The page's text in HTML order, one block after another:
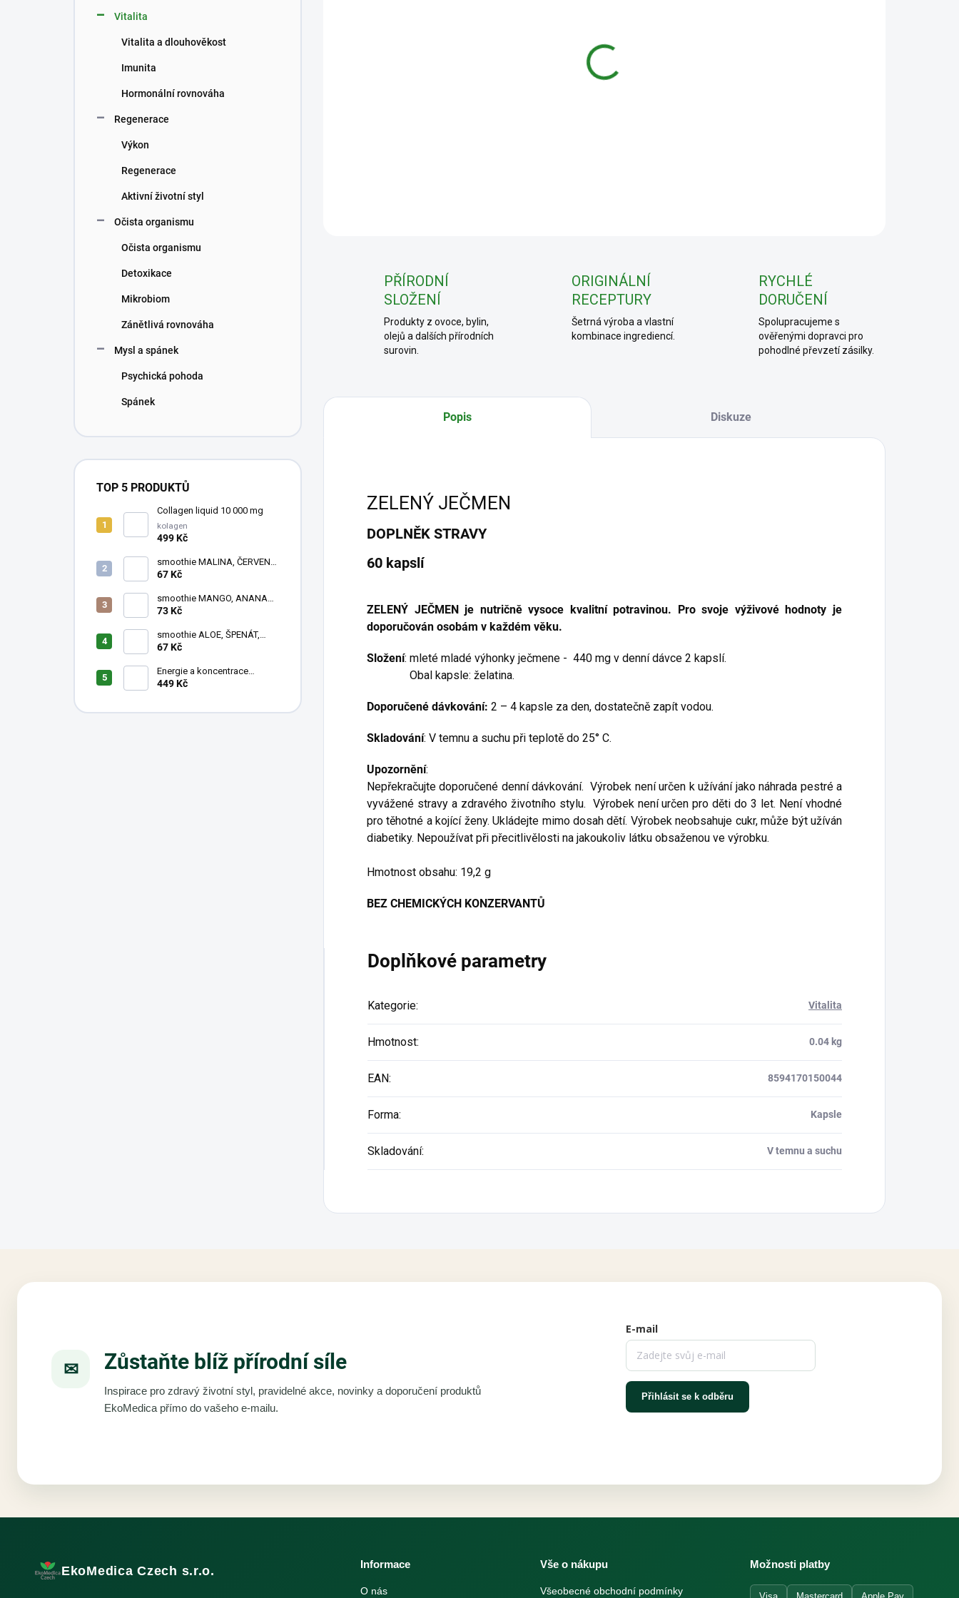
Vitalita
Vitalita a dlouhověkost
Imunita
Hormonální rovnováha
Regenerace
Výkon
Regenerace
Aktivní životní styl
Očista organismu
Očista organismu
Detoxikace
Mikrobiom
Zánětlivá rovnováha
Mysl a spánek
Psychická pohoda
Spánek
TOP 5 PRODUKTŮ
Collagen liquid 10 000 mg
kolagen
499 Kč
smoothie MALINA, ČERVENÁ
ŘEPA, ČERNÝ RYBÍZ
67 Kč
smoothie MANGO, ANANAS,
RAKYTNÍK
73 Kč
smoothie ALOE, ŠPENÁT,
KOKOS
67 Kč
Energie a koncentrace
1000ml
449 Kč
PŘÍRODNÍ
SLOŽENÍ
Produkty z ovoce, bylin,
olejů a dalších přírodních
surovin.
ORIGINÁLNÍ
RECEPTURY
Šetrná výroba a vlastní
kombinace ingrediencí.
RYCHLÉ
DORUČENÍ
Spolupracujeme s
ověřenými dopravci pro
pohodlné převzetí zásilky.
Popis Diskuze
ZELENÝ JEČMEN
DOPLNĚK STRAVY
60 kapslí
ZELENÝ JEČMEN je nutričně vysoce kvalitní potravinou. Pro svoje výživové hodnoty je
doporučován osobám v každém věku.
Složení: mleté mladé výhonky ječmene - 440 mg v denní dávce 2 kapslí.
Obal kapsle: želatina.
Doporučené dávkování: 2 – 4 kapsle za den, dostatečně zapít vodou.
Skladování: V temnu a suchu při teplotě do 25° C.
Upozornění:
Nepřekračujte doporučené denní dávkování. Výrobek není určen k užívání jako náhrada pestré a
vyvážené stravy a zdravého životního stylu. Výrobek není určen pro děti do 3 let. Není vhodné
pro těhotné a kojící ženy. Ukládejte mimo dosah dětí. Výrobek neobsahuje cukr, může být užíván
diabetiky. Nepoužívat při přecitlivělosti na jakoukoliv látku obsaženou ve výrobku.
Hmotnost obsahu: 19,2 g
BEZ CHEMICKÝCH KONZERVANTŮ
Doplňkové parametry
Kategorie: Vitalita
Hmotnost: 0.04 kg
EAN: 8594170150044
Forma: Kapsle
Skladování: V temnu a suchu
✉ Zůstaňte blíž přírodní síle
Inspirace pro zdravý životní styl, pravidelné akce, novinky a doporučení produktů
EkoMedica přímo do vašeho e-mailu.
E-mail
Přihlásit se k odběru
EkoMedica Czech s.r.o. Informace
O nás
Vše o nákupu
Všeobecné obchodní podmínky
Možnosti platby